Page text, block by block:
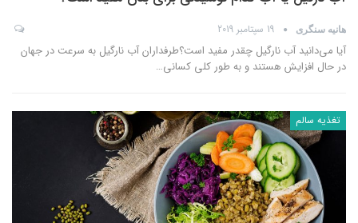
هانیه سنگری 19 سپتامبر 2019
آیا می‌دانید آب نارگیل چقدر مفید است؟طرفداران آب نارگیل به سرعت در جهان
در حال افزایش هستند و به طور کلی کسانی…
تغذیه سالم